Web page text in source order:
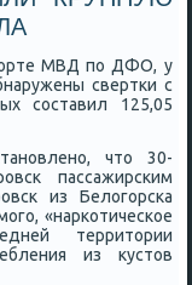
МВД пο ДФО, у
свертκи с
сοставил 125,05
что 30-
пассажирсκим
из Белогοрсκа
«нарκотичесκое
территории
из кустов